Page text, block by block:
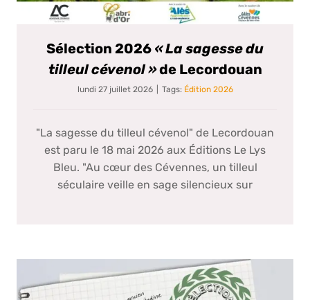
Sélection 2026 « La sagesse du
tilleul cévenol »de Lecordouan
lundi 27 juillet 2026 Tags: Édition 2026
"La sagesse du tilleul cévenol" de Lecordouan
est paru le 18 mai 2026 aux Éditions Le Lys
Bleu. "Au cœur des Cévennes, un tilleul
séculaire veille en sage silencieux sur